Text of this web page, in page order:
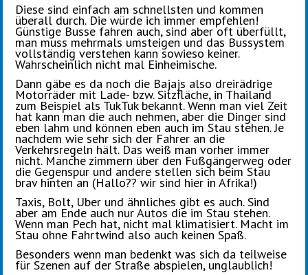
Diese sind einfach am schnellsten und kommen
überall durch. Die würde ich immer empfehlen!
Günstige Busse fahren auch, sind aber oft überfüllt,
man muss mehrmals umsteigen und das Bussystem
vollständig verstehen kann sowieso keiner.
Wahrscheinlich nicht mal Einheimische.
Dann gäbe es da noch die Bajajs also dreirädrige
Motorräder mit Lade- bzw. Sitzfläche, in Thailand
zum Beispiel als TukTuk bekannt. Wenn man viel Zeit
hat kann man die auch nehmen, aber die Dinger sind
eben lahm und können eben auch im Stau stehen. Je
nachdem wie sehr sich der Fahrer an die
Verkehrsregeln hält. Das weiß man vorher immer
nicht. Manche zimmern über den Fußgängerweg oder
die Gegenspur und andere stellen sich beim Stau
brav hinten an (Hallo?? wir sind hier in Afrika!)
Taxis, Bolt, Uber und ähnliches gibt es auch. Sind
aber am Ende auch nur Autos die im Stau stehen.
Wenn man Pech hat, nicht mal klimatisiert. Macht im
Stau ohne Fahrtwind also auch keinen Spaß.
Besonders wenn man bedenkt was sich da teilweise
für Szenen auf der Straße abspielen, unglaublich!